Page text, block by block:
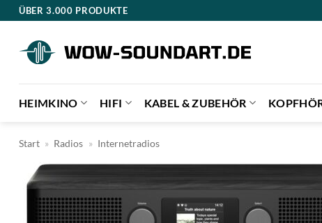
Zum
springen
ÜBER 3.000 PRODUKTE
HEIMKINO HIFI KABEL & ZUBEHÖR
Start » Radios » Internetradios